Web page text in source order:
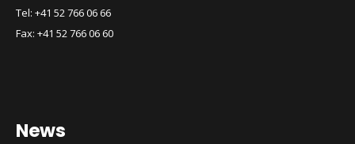
Tel: +41 52 766 06 66
Fax: +41 52 766 06 60
News